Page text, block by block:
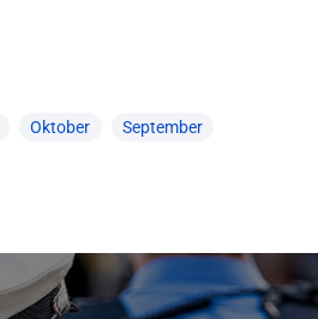
Oktober September